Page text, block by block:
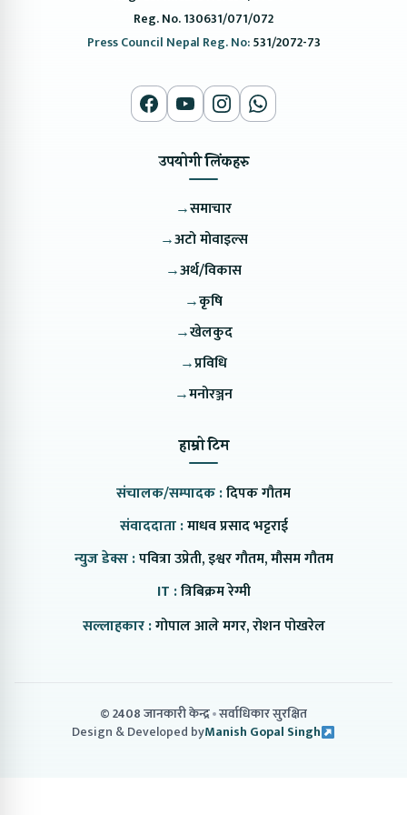
Reg. No. 130631/071/072
Press Council Nepal Reg. No:531/2072-73
उपयोगी लिंकहरु
→समाचार
→अटो मोवाइल्स
→अर्थ/विकास
→कृषि
→खेलकुद
→प्रविधि
→मनोरञ्जन
हाम्रो टिम
संचालक/सम्पादक :दिपक गौतम
संवाददाता :माधव प्रसाद भट्टराई
न्युज डेक्स :पवित्रा उप्रेती, इश्वर गौतम, मौसम गौतम
IT :त्रिबिक्रम रेग्मी
सल्लाहकार :गोपाल आले मगर, रोशन पोखरेल
© 2408 जानकारी केन्द्र सर्वाधिकार सुरक्षित
Design & Developed byManish Gopal Singh